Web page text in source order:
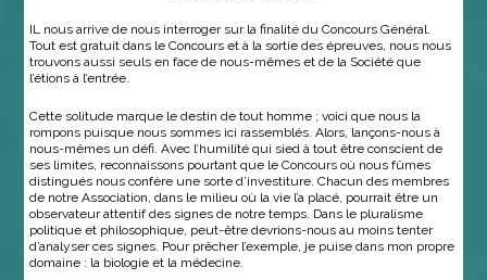
IL nous arrive de nous interroger sur la finalité du Concours Général.
Tout est gratuit dans le Concours et à la sortie des épreuves, nous nous
trouvons aussi seuls en face de nous-mêmes et de la Société que
l’étions à l’entrée.
Cette solitude marque le destin de tout homme ; voici que nous la
rompons puisque nous sommes ici rassemblés. Alors, lançons-nous à
nous-mêmes un défi. Avec l’humilité qui sied à tout être conscient de
ses limites, reconnaissons pourtant que le Concours où nous fûmes
distingués nous confère une sorte d’investiture. Chacun des membres
de notre Association, dans le milieu où la vie l’a placé, pourrait être un
observateur attentif des signes de notre temps. Dans le pluralisme
politique et philosophique, peut-être devrions-nous au moins tenter
d’analyser ces signes. Pour prêcher l’exemple, je puise dans mon propre
domaine : la biologie et la médecine.